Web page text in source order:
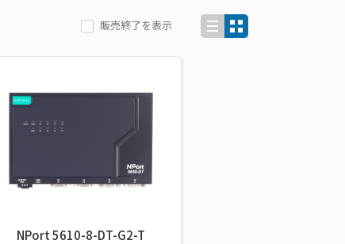
販売終了を表示
NPort 5610-8-DT-G2-T